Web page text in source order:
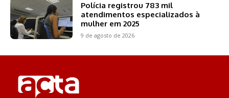
Polícia registrou 783 mil
atendimentos especializados à
mulher em 2025
9 de agosto de 2026